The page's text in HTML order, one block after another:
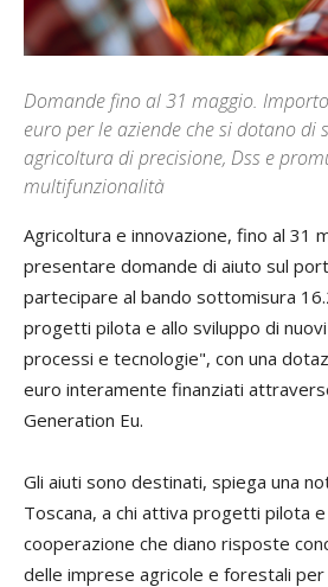
Domande fino al 31 maggio.
euro per le aziende che si dotano di
agricoltura di precisione, Dss e
multifunzionalità
Agricoltura e innovazione, fino al 31
presentare domande di aiuto sul
partecipare al bando sottomisura
progetti pilota e allo sviluppo di
processi e tecnologie", con una
euro interamente finanziati
Generation Eu.
Gli aiuti sono destinati, spiega una
Toscana, a chi attiva progetti pilota
cooperazione che diano risposte
delle imprese agricole e forestali